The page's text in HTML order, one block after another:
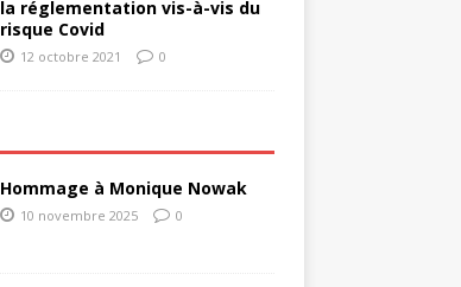
la réglementation vis-à-vis du
risque Covid
12 octobre 2021 0
Hommage à Monique Nowak
10 novembre 2025 0